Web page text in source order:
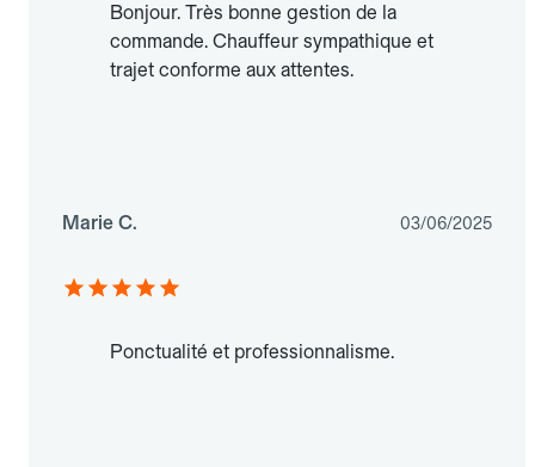
Bonjour. Très bonne gestion de la
commande. Chauffeur sympathique et
trajet conforme aux attentes.
Marie C. 03/06/2025
Ponctualité et professionnalisme.